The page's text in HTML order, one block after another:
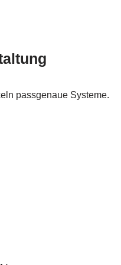
passgenaue Systeme.